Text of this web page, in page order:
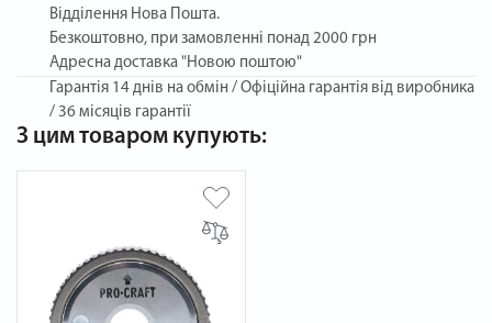
Відділення Нова Пошта.
Безкоштовно, при замовленні понад 2000 грн
Адресна доставка "Новою поштою"
Гарантія 14 днів на обмін / Офіційна гарантія від виробника
/ 36 місяців гарантії
З цим товаром купують: